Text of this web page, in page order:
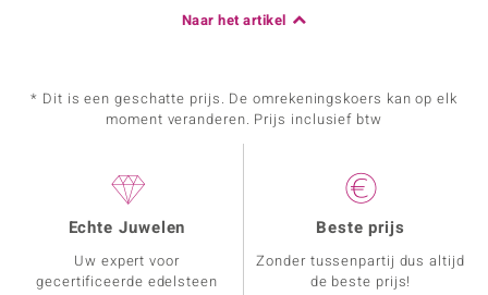
Naar het artikel
* Dit is een geschatte prijs. De omrekeningskoers kan op elk
moment veranderen. Prijs inclusief btw
Echte Juwelen
Uw expert voor
gecertificeerde edelsteen
Beste prijs
Zonder tussenpartij dus altijd
de beste prijs!